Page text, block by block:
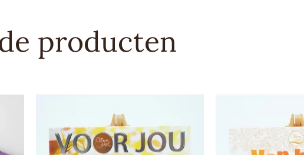
Advies
verkoopprijs
Soort
Melkchocolade
producten